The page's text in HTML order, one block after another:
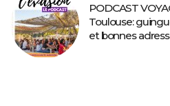
PODCAST
Toulouse:
et bonnes